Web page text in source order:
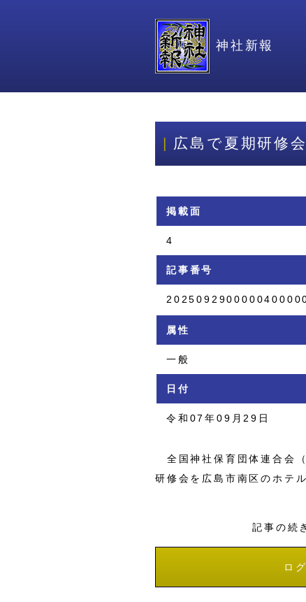
神社新報
広島で夏期研修
掲載面
4
記事番号
属性
一般
日付
令和07年09月29日
全国神社保育団体連合会
研修会を広島市南区のホテ
記事の続
ロ